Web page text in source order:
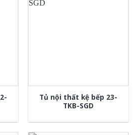
Tủ nội thất kệ bếp 23-
TKB-SGD